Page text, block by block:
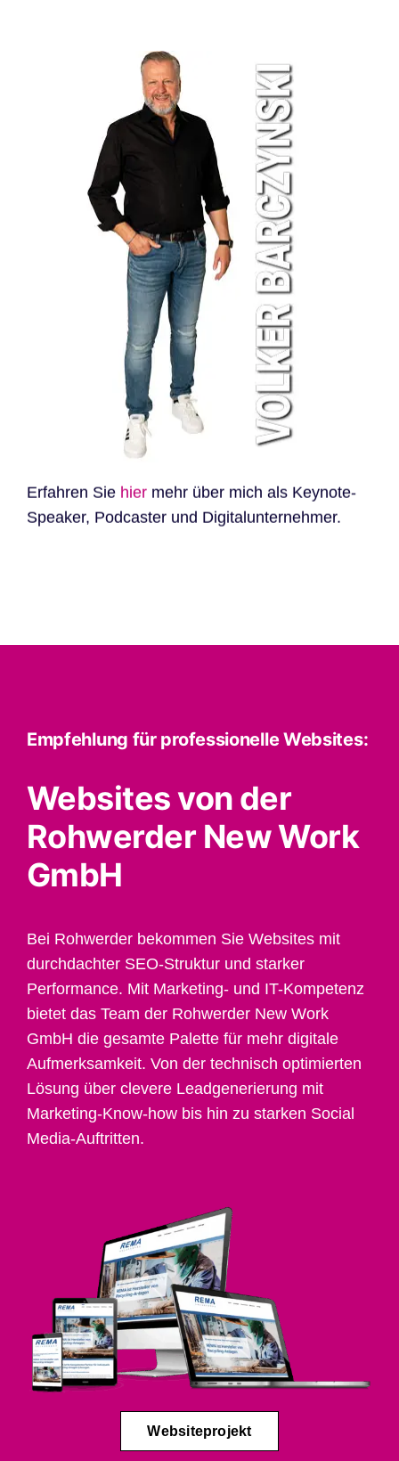
Erfahren Sie hiermehr über mich als Keynote-
Speaker, Podcaster und Digitalunternehmer.
Empfehlung für professionelle Websites:
Websites von der
Rohwerder New Work
GmbH
Bei Rohwerder bekommen Sie Websites mit
durchdachter SEO-Struktur und starker
Performance. Mit Marketing- und IT-Kompetenz
bietet das Team der Rohwerder New Work
GmbH die gesamte Palette für mehr digitale
Aufmerksamkeit. Von der technisch optimierten
Lösung über clevere Leadgenerierung mit
Marketing-Know-how bis hin zu starken Social
Media-Auftritten.
Websiteprojekt